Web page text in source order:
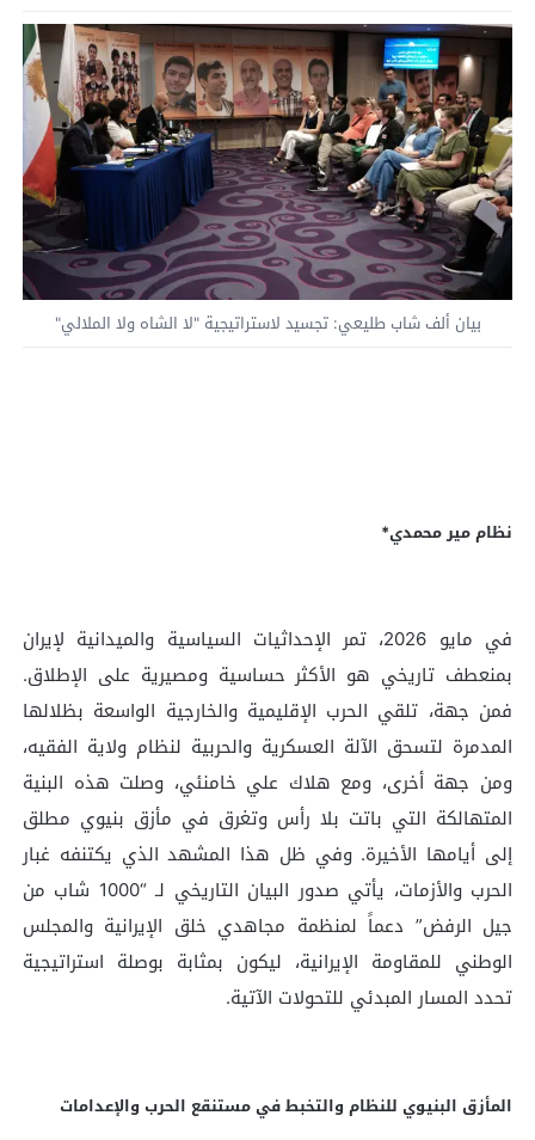
بيان ألف شاب طليعي: تجسيد لاستراتيجية "لا الشاه ولا الملالي"
نظام مير محمدي*
في مايو 2026، تمر الإحداثيات السياسية والميدانية لإيران
بمنعطف تاريخي هو الأكثر حساسية ومصيرية على الإطلاق.
فمن جهة، تلقي الحرب الإقليمية والخارجية الواسعة بظلالها
المدمرة لتسحق الآلة العسكرية والحربية لنظام ولاية الفقيه،
ومن جهة أخرى، ومع هلاك علي خامنئي، وصلت هذه البنية
المتهالكة التي باتت بلا رأس وتغرق في مأزق بنيوي مطلق
إلى أيامها الأخيرة. وفي ظل هذا المشهد الذي يكتنفه غبار
الحرب والأزمات، يأتي صدور البيان التاريخي لـ “1000 شاب من
جيل الرفض” دعماً لمنظمة مجاهدي خلق الإيرانية والمجلس
الوطني للمقاومة الإيرانية، ليكون بمثابة بوصلة استراتيجية
تحدد المسار المبدئي للتحولات الآتية.
المأزق البنيوي للنظام والتخبط في مستنقع الحرب والإعدامات